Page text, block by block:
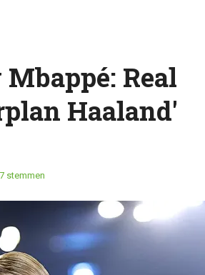
Real
Haaland'
stemmen